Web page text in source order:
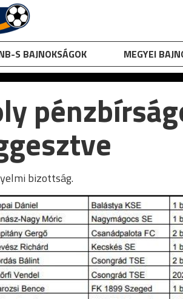
S BAJNOKSÁGOK MEGYEI
bizottság.